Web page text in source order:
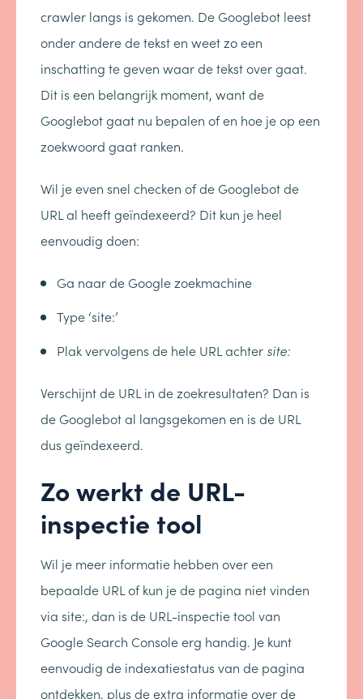
crawler langs is gekomen. De Googlebot leest
onder andere de tekst en weet zo een
inschatting te geven waar de tekst over gaat.
Dit is een belangrijk moment, want de
Googlebot gaat nu bepalen of en hoe je op een
zoekwoord gaat ranken.
Wil je even snel checken of de Googlebot de
URL al heeft geïndexeerd? Dit kun je heel
eenvoudig doen:
Ga naar de Google zoekmachine
Type ‘site:’
Plak vervolgens de hele URL achter site:
Verschijnt de URL in de zoekresultaten? Dan is
de Googlebot al langsgekomen en is de URL
dus geïndexeerd.
Zo werkt de URL-
inspectie tool
Wil je meer informatie hebben over een
bepaalde URL of kun je de pagina niet vinden
via site:, dan is de URL-inspectie tool van
Google Search Console erg handig. Je kunt
eenvoudig de indexatiestatus van de pagina
ontdekken, plus de extra informatie over de